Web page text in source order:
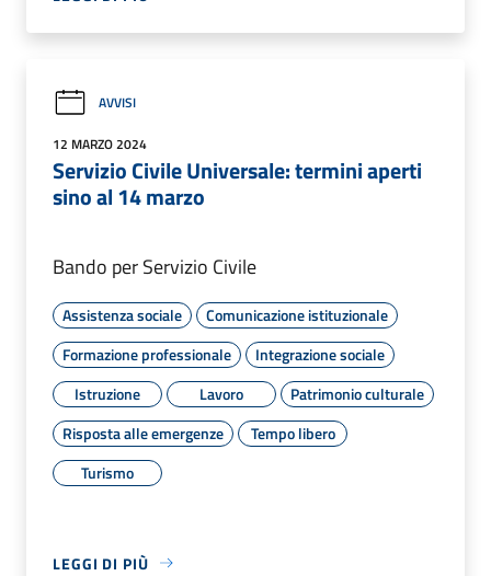
AVVISI
12 MARZO 2024
Servizio Civile Universale: termini aperti
sino al 14 marzo
Bando per Servizio Civile
Assistenza sociale
Comunicazione istituzionale
Formazione professionale
Integrazione sociale
Istruzione
Lavoro
Patrimonio culturale
Risposta alle emergenze
Tempo libero
Turismo
LEGGI DI PIÙ